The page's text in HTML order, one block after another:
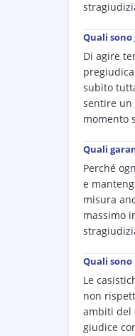
Quali
Di agire
subito
sentire un
momento
Quali
Perché
e
misura
massimo
Quali
Le
non
ambiti del
giudice